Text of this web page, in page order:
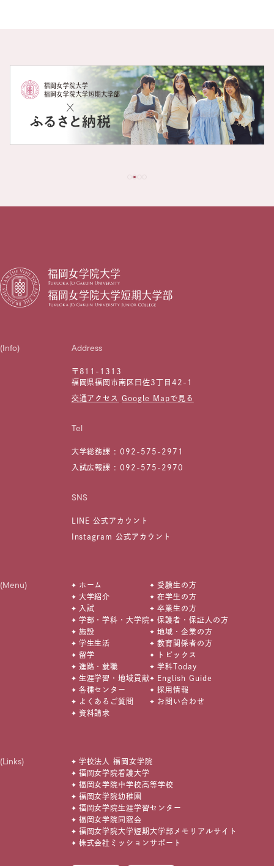
(Info) Address
〒811-1313
福岡県福岡市南区曰佐3丁目42-1
交通アクセス Google Mapで見る
Tel
大学総務課 :092-575-2971
入試広報課 :092-575-2970
SNS
LINE 公式アカウント
Instagram 公式アカウント
(Menu)
ホーム
大学紹介
入試
学部・学科・大学院
施設
学生生活
留学
進路・就職
生涯学習・地域貢献
各種センター
よくあるご質問
資料請求
受験生の方
在学生の方
卒業生の方
保護者・保証人の方
地域・企業の方
教育関係者の方
トピックス
学科Today
English Guide
採用情報
お問い合わせ
(Links)
学校法人 福岡女学院
福岡女学院看護大学
福岡女学院中学校高等学校
福岡女学院幼稚園
福岡女学院生涯学習センター
福岡女学院同窓会
福岡女学院大学短期大学部メモリアルサイト
株式会社ミッションサポート